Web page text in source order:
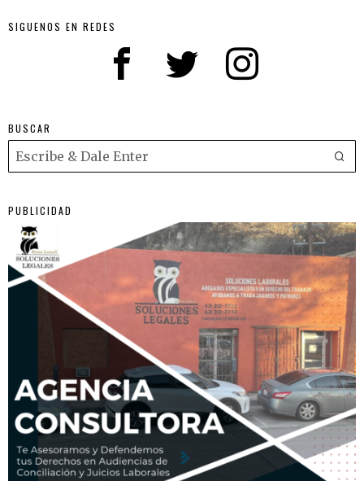
SIGUENOS EN REDES
BUSCAR
PUBLICIDAD